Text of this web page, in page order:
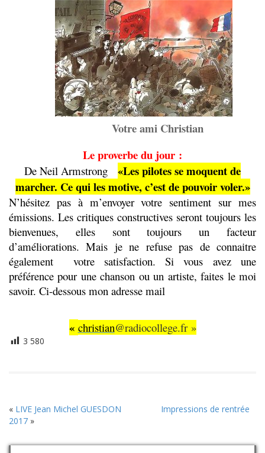
Votre ami Christian
Le proverbe du jour :
De Neil Armstrong «Les pilotes se moquent de
marcher. Ce qui les motive, c’est de pouvoir voler.»
N’hésitez pas à m’envoyer votre sentiment sur mes
émissions. Les critiques constructives seront toujours les
bienvenues, elles sont toujours un facteur
d’améliorations. Mais je ne refuse pas de connaitre
également votre satisfaction. Si vous avez une
préférence pour une chanson ou un artiste, faites le moi
savoir. Ci-dessous mon adresse mail
« christian@radiocollege.fr »
3 580
« LIVE Jean Michel GUESDON
Impressions de rentrée
2017 »